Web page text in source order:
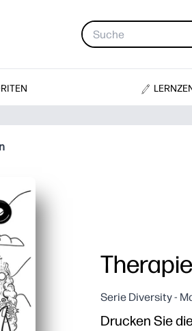
Serie Diversity -
Drucken Sie